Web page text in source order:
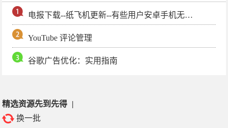
电报下载--纸飞机更新--有些用户安卓手机无法更新电报软件
YouTube 评论管理
谷歌广告优化：实用指南
精选资源先到先得 |
换一批